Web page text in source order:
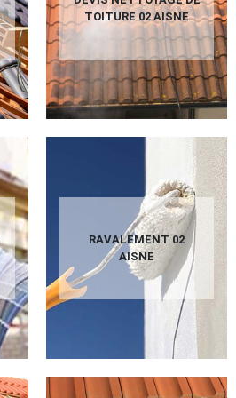
TOITURE 02 AISNE
RAVALEMENT 02
AISNE